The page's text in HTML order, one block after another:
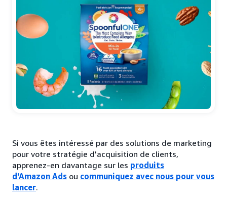
Si vous êtes intéressé par des solutions de marketing
pour votre stratégie d'acquisition de clients,
apprenez-en davantage sur les produits
d'Amazon Ads ou communiquez avec nous pour vous
lancer.